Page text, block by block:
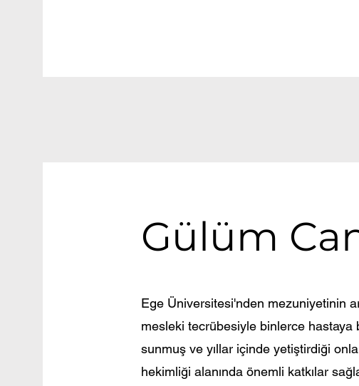
Gülüm
Ege Üniversitesi'nden mezuniyetinin
mesleki tecrübesiyle binlerce hastaya
sunmuş ve yıllar içinde yetiştirdiği
hekimliği alanında önemli katkılar